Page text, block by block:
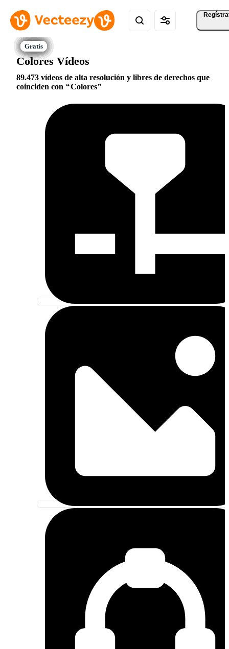
Colores Vídeos
89.473 vídeos de alta resolución y libres de derechos que
coinciden con
Colores